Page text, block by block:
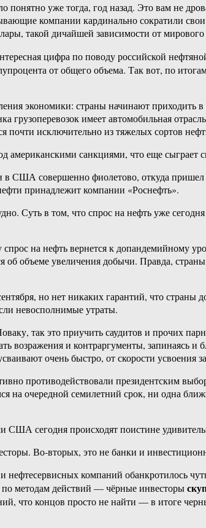
уже тогда, год назад. Это вам не
компании кардинально сократили
такой дичайшей зависимости от
цифра по поводу российской
от общего объема. Так вот, по
экономики: страны начинают приходить
имеет автомобильная
почти исключительно из тяжелых сортов
американскими санкциями, что еще сыграет
США совершенно фиолетово, откуда
принадлежит компании «Роснефть».
Суть в том, что спрос на нефть уже
на нефть вернется к допандемийному
об объеме увеличения добычи. Правда,
но нет никаких гарантий, что страны
невосполнимые утраты.
так это приучить саудитов и прочих
возражения и контраргументы,
очень быстро, от скорости усвоения
противодействовали президентским
на очередной семилетний срок, ни одна
США сегодня происходят поистине
Во-вторых, это не банки и
нефтесервисных компаний обанкротилось
методам действий — чёрные инвесторы
что концов просто не найти — в итоге